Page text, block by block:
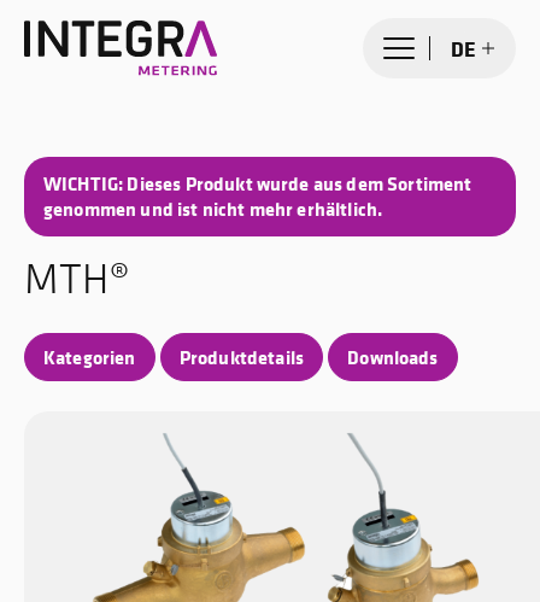
DE
WICHTIG: Dieses Produkt wurde aus dem Sortiment
genommen und ist nicht mehr erhältlich.
MTH®
Kategorien Produktdetails Downloads